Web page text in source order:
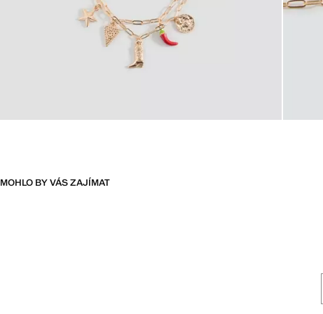
MOHLO BY VÁS ZAJÍMAT